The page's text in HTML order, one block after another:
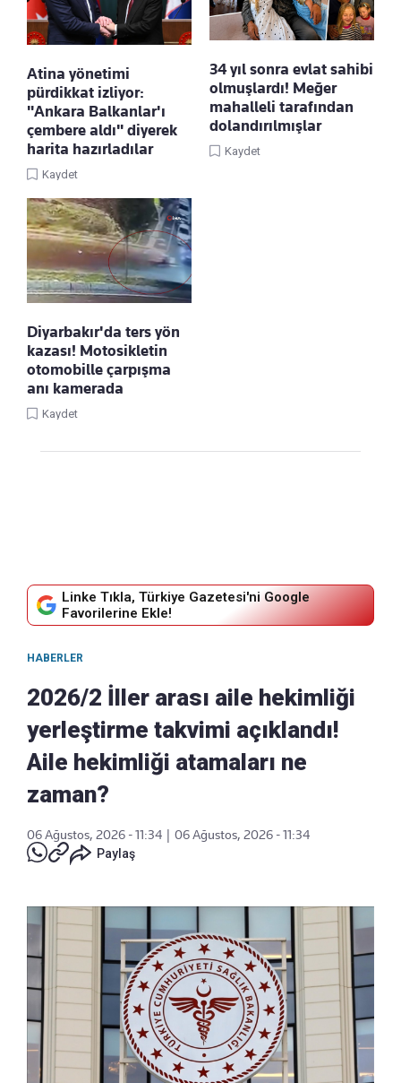
Atina yönetimi
pürdikkat izliyor:
"Ankara Balkanlar'ı
çembere aldı" diyerek
harita hazırladılar
Kaydet
34 yıl sonra evlat sahibi
olmuşlardı! Meğer
mahalleli tarafından
dolandırılmışlar
Kaydet
Diyarbakır'da ters yön
kazası! Motosikletin
otomobille çarpışma
anı kamerada
Kaydet
Linke Tıkla, Türkiye Gazetesi'ni Google
Favorilerine Ekle!
HABERLER
2026/2 İller arası aile hekimliği
yerleştirme takvimi açıklandı!
Aile hekimliği atamaları ne
zaman?
06 Ağustos, 2026 - 11:34
06 Ağustos, 2026 - 11:34
Paylaş